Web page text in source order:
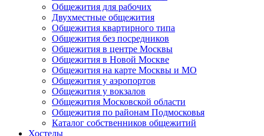
Общежития для рабочих
Двухместные общежития
Общежития квартирного типа
Общежития без посредников
Общежития в центре Москвы
Общежития в Новой Москве
Общежития на карте Москвы и МО
Общежития у аэропортов
Общежития у вокзалов
Общежития Московской области
Общежития по районам Подмосковья
Каталог собственников общежитий
Хостелы